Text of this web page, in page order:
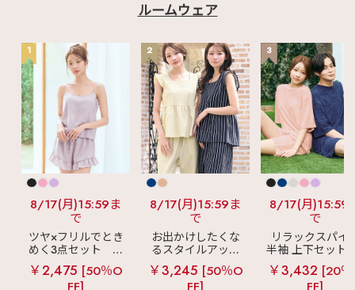
ルームウェア
1
8/17(月)15:59ま
で
ツヤ×フリルでとき
めく3点セット
シ
ルキー ショートパ
ンツ 3点セット
￥2,475 [50％O
2
8/17(月)15:59ま
で
お出かけしたくな
るスタイルアップ
見え
ストライプ
フリル ロングパン
￥3,245 [50％O
3
8/17(月)15:59
で
リラックスパイ
半袖 上下セット
女兼用サイズ)
￥3,432 [20